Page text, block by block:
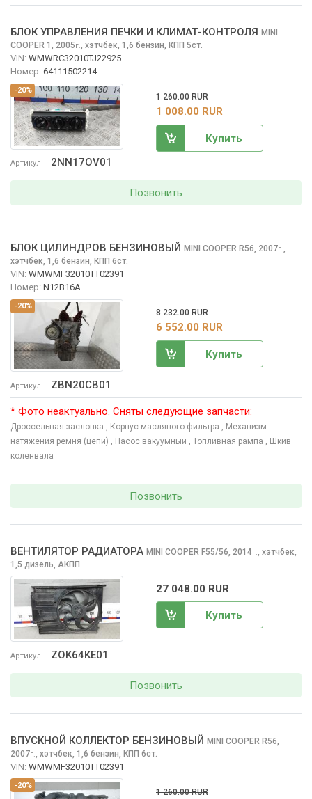
-20%
Артикул 2NN17OV01
БЛОК УПРАВЛЕНИЯ ПЕЧКИ И КЛИМАТ-КОНТРОЛЯ MINI
COOPER 1, 2005г., хэтчбек, 1,6 бензин, КПП 5ст.
VIN: WMWRC32010TJ22925
Номер: 64111502214
1 260.00 RUR
1 008.00 RUR
Купить
Позвонить
-20%
Артикул ZBN20CB01
БЛОК ЦИЛИНДРОВ БЕНЗИНОВЫЙ MINI COOPER R56, 2007г.,
хэтчбек, 1,6 бензин, КПП 6ст.
VIN: WMWMF32010TT02391
Номер: N12B16A
8 232.00 RUR
6 552.00 RUR
Купить
* Фото неактуально. Сняты следующие запчасти:
Дроссельная заслонка , Корпус масляного фильтра , Механизм
натяжения ремня (цепи) , Насос вакуумный , Топливная рампа , Шкив
коленвала
Позвонить
Артикул ZOK64KE01
ВЕНТИЛЯТОР РАДИАТОРА MINI COOPER F55/56, 2014г. хэтчбек,
1,5 дизель, АКПП
27 048.00 RUR
Купить
Позвонить
-20%
ВПУСКНОЙ КОЛЛЕКТОР БЕНЗИНОВЫЙ MINI COOPER R56,
2007г. хэтчбек, 1,6 бензин, КПП 6ст.
VIN: WMWMF32010TT02391
1 260.00 RUR